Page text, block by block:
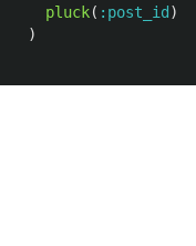
pluck( :post_id )
)